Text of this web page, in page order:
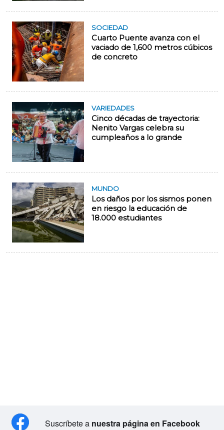
SOCIEDAD
Cuarto Puente avanza con el
vaciado de 1,600 metros cúbicos
de concreto
VARIEDADES
Cinco décadas de trayectoria:
Nenito Vargas celebra su
cumpleaños a lo grande
MUNDO
Los daños por los sismos ponen
en riesgo la educación de
18.000 estudiantes
Suscríbete a nuestra página en Facebook